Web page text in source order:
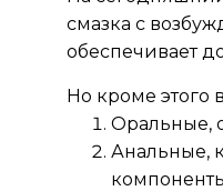
смазка с
обеспечивает
Но кроме этого
Оральные,
Анальные,